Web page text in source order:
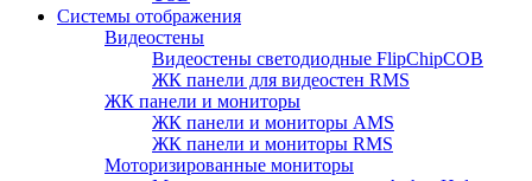
Системы отображения
Видеостены
Видеостены светодиодные FlipChipCOB
ЖК панели для видеостен RMS
ЖК панели и мониторы
ЖК панели и мониторы AMS
ЖК панели и мониторы RMS
Моторизированные мониторы